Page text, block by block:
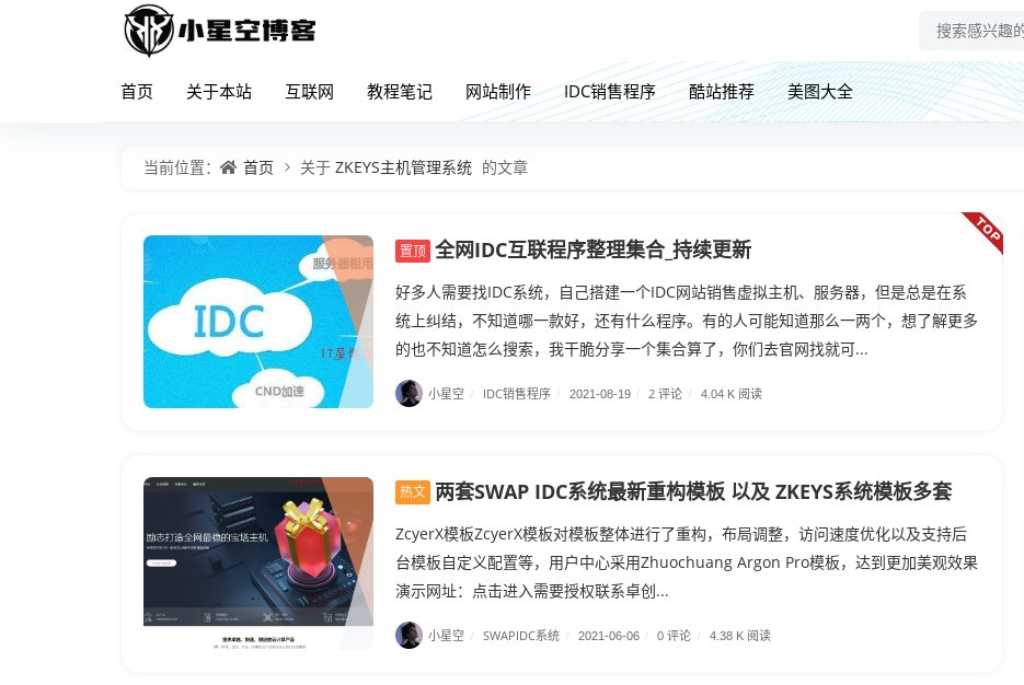
首页 关于本站 互联网 教程笔记 网站制作 IDC销售程序 酷站推荐 美图大全
当前位置： 首页 关于 ZKEYS主机管理系统 的文章
置顶 全网IDC互联程序整理集合_持续更新
好多人需要找IDC系统，自己搭建一个IDC网站销售虚拟主机、服务器，但是总是在系
统上纠结，不知道哪一款好，还有什么程序。有的人可能知道那么一两个，想了解更多
的也不知道怎么搜索，我干脆分享一个集合算了，你们去官网找就可...
小星空 / IDC销售程序 / 2021-08-19 / 2 评论 / 4.04 K 阅读
热文 两套SWAP IDC系统最新重构模板 以及 ZKEYS系统模板多套
ZcyerX模板ZcyerX模板对模板整体进行了重构，布局调整，访问速度优化以及支持后
台模板自定义配置等，用户中心采用Zhuochuang Argon Pro模板，达到更加美观效果
演示网址：点击进入需要授权联系卓创...
小星空 / SWAPIDC系统 / 2021-06-06 / 0 评论 / 4.38 K 阅读